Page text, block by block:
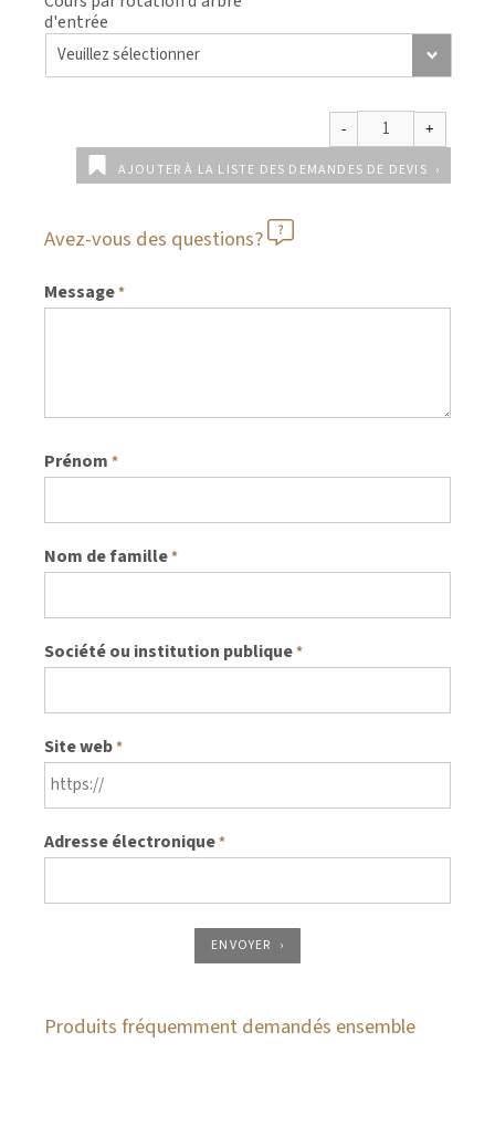
d'entrée
AJOUTER À LA LISTE DES DEMANDES DE DEVIS
Avez-vous des questions?
Message*
Prénom *
Nom de famille*
Société ou institution publique*
Site web*
Adresse électronique*
ENVOYER
Produits fréquemment demandés ensemble